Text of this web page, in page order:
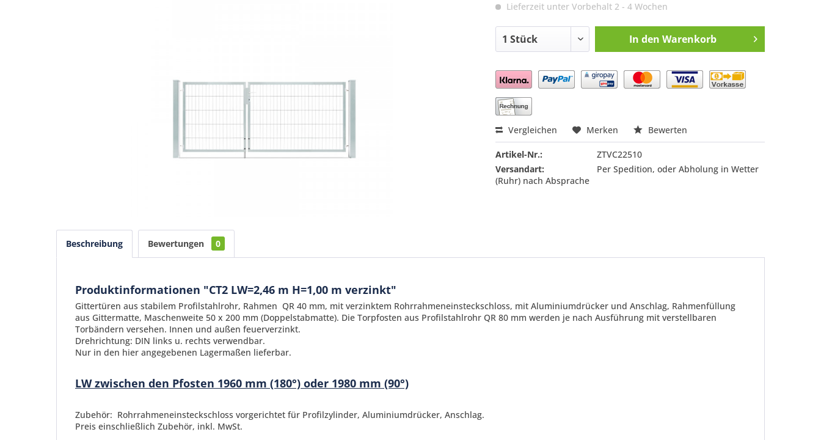
Lieferzeit unter Vorbehalt 2 - 4 Wochen
In den Warenkorb
Preis anfragen
Vergleichen Merken Bewerten
Artikel-Nr.:
ZTVC22510
Versandart:
Per Spedition, oder Abholung in Wetter
(Ruhr) nach Absprache
Beschreibung Bewertungen 0
Produktinformationen "CT2 LW=2,46 m H=1,00 m verzinkt"
Gittertüren aus stabilem Profilstahlrohr, Rahmen QR 40 mm, mit verzinktem Rohrrahmeneinsteckschloss, mit Aluminiumdrücker und Anschlag, Rahmenfüllung
aus Gittermatte, Maschenweite 50 x 200 mm (Doppelstabmatte). Die Torpfosten aus Profilstahlrohr QR 80 mm werden je nach Ausführung mit verstellbaren
Torbändern versehen. Innen und außen feuerverzinkt.
Drehrichtung: DIN links u. rechts verwendbar.
Nur in den hier angegebenen Lagermaßen lieferbar.
LW zwischen den Pfosten 1960 mm (180°) oder 1980 mm (90°)
Zubehör: Rohrrahmeneinsteckschloss vorgerichtet für Profilzylinder, Aluminiumdrücker, Anschlag.
Preis einschließlich Zubehör, inkl. MwSt.